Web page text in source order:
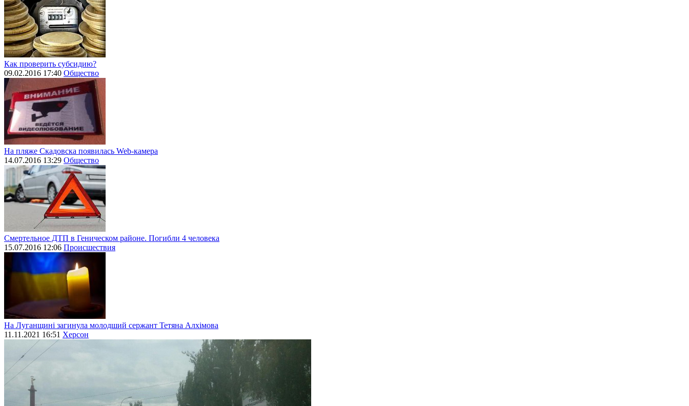
Как проверить субсидию?
09.02.2016 17:40 Общество
На пляже Скадовска появилась Web-камера
14.07.2016 13:29 Общество
Смертельное ДТП в Геническом районе. Погибли 4 человека
15.07.2016 12:06 Происшествия
На Луганщині загинула молодший сержант Тетяна Алхімова
11.11.2021 16:51 Херсон